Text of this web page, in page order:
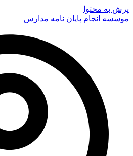
پرش به محتوا
موسسه انجام پایان نامه مدارس